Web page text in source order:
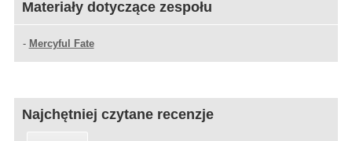
Materiały dotyczące zespołu
- Mercyful Fate
Najchętniej czytane recenzje